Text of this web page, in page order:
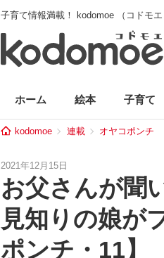
子育て情報満載！ kodomoe （コドモ
ホーム 絵本 子育て
kodomoe 連載 オヤコポンチ
2021年12月15日
お父さんが聞
見知りの娘が
ポンチ・11】